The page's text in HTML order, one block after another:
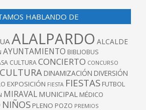
HABLANDO DE
ALALPARDO ALCALDE
AYUNTAMIENTO BIBLIOBUS
CULTURACONCIERTO CONCURSO
CULTURA DINAMIZACIÓN DIVERSIÓN
EXPOSICIÓN FIESTA FIESTAS FUTBOL
MIRAVAL MUNICIPAL MÉDICO
NIÑOS PLENO POZO PREMIOS